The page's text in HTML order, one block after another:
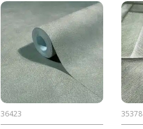
36423 35378